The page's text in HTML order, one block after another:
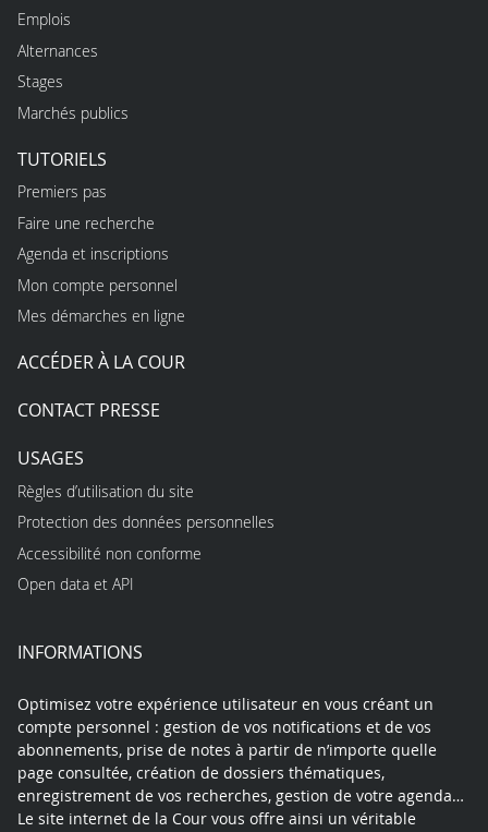
Emplois
Alternances
Stages
Marchés publics
TUTORIELS
Premiers pas
Faire une recherche
Agenda et inscriptions
Mon compte personnel
Mes démarches en ligne
ACCÉDER À LA COUR
CONTACT PRESSE
USAGES
Règles d’utilisation du site
Protection des données personnelles
Accessibilité non conforme
Open data et API
INFORMATIONS
Optimisez votre expérience utilisateur en vous créant un
compte personnel : gestion de vos notifications et de vos
abonnements, prise de notes à partir de n’importe quelle
page consultée, création de dossiers thématiques,
enregistrement de vos recherches, gestion de votre agenda…
Le site internet de la Cour vous offre ainsi un véritable